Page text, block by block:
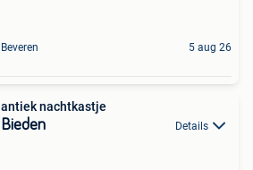
Beveren 5 aug 26
antiek nachtkastje
Bieden Details